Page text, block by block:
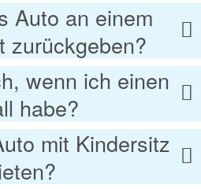
Auto an einem
zurückgeben?
wenn ich einen
habe?
mit Kindersitz